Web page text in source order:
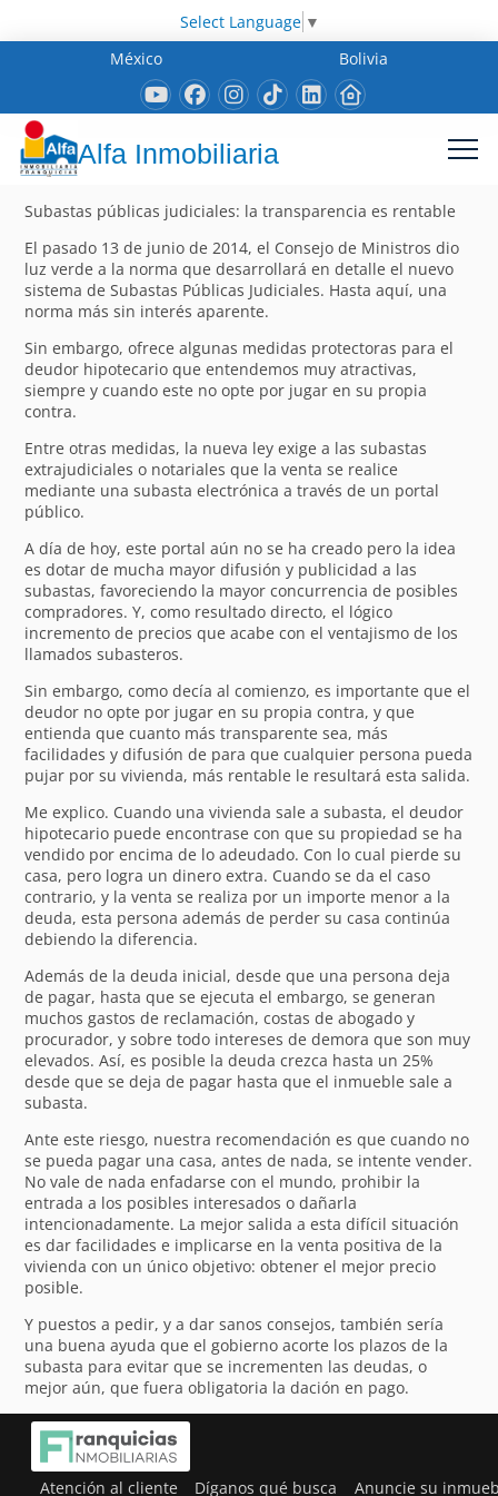
Select Language ▼
México
Bolivia
Alfa Inmobiliaria
Subastas públicas judiciales: la transparencia es rentable
El pasado 13 de junio de 2014, el Consejo de Ministros dio
luz verde a la norma que desarrollará en detalle el nuevo
sistema de Subastas Públicas Judiciales. Hasta aquí, una
norma más sin interés aparente.
Sin embargo, ofrece algunas medidas protectoras para el
deudor hipotecario que entendemos muy atractivas,
siempre y cuando este no opte por jugar en su propia
contra.
Entre otras medidas, la nueva ley exige a las subastas
extrajudiciales o notariales que la venta se realice
mediante una subasta electrónica a través de un portal
público.
A día de hoy, este portal aún no se ha creado pero la idea
es dotar de mucha mayor difusión y publicidad a las
subastas, favoreciendo la mayor concurrencia de posibles
compradores. Y, como resultado directo, el lógico
incremento de precios que acabe con el ventajismo de los
llamados subasteros.
Sin embargo, como decía al comienzo, es importante que el
deudor no opte por jugar en su propia contra, y que
entienda que cuanto más transparente sea, más
facilidades y difusión de para que cualquier persona pueda
pujar por su vivienda, más rentable le resultará esta salida.
Me explico. Cuando una vivienda sale a subasta, el deudor
hipotecario puede encontrase con que su propiedad se ha
vendido por encima de lo adeudado. Con lo cual pierde su
casa, pero logra un dinero extra. Cuando se da el caso
contrario, y la venta se realiza por un importe menor a la
deuda, esta persona además de perder su casa continúa
debiendo la diferencia.
Además de la deuda inicial, desde que una persona deja
de pagar, hasta que se ejecuta el embargo, se generan
muchos gastos de reclamación, costas de abogado y
procurador, y sobre todo intereses de demora que son muy
elevados. Así, es posible la deuda crezca hasta un 25%
desde que se deja de pagar hasta que el inmueble sale a
subasta.
Ante este riesgo, nuestra recomendación es que cuando no
se pueda pagar una casa, antes de nada, se intente vender.
No vale de nada enfadarse con el mundo, prohibir la
entrada a los posibles interesados o dañarla
intencionadamente. La mejor salida a esta difícil situación
es dar facilidades e implicarse en la venta positiva de la
vivienda con un único objetivo: obtener el mejor precio
posible.
Y puestos a pedir, y a dar sanos consejos, también sería
una buena ayuda que el gobierno acorte los plazos de la
subasta para evitar que se incrementen las deudas, o
mejor aún, que fuera obligatoria la dación en pago.
Atención al cliente Díganos qué busca Anuncie su